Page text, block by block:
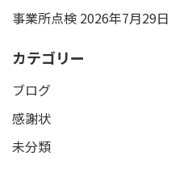
事業所点検 2026年7月29日
カテゴリー
ブログ
感謝状
未分類